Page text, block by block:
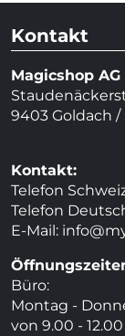
Kontakt
Magicshop AG
9403 Goldach /
Kontakt:
Telefon
Telefon
E-Mail:
Büro:
Montag -
von 9.00 - 12.00